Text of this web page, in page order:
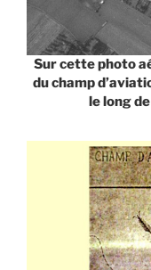
Sur cette photo
du champ
le long